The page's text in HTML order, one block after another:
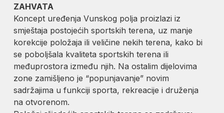
ZAHVATA
Koncept uređenja Vunskog polja proizlazi iz
smještaja postojećih sportskih terena, uz manje
korekcije položaja ili veličine nekih terena, kako bi
se poboljšala kvaliteta sportskih terena ili
međuprostora između njih. Na ostalim dijelovima
zone zamišljeno je “popunjavanje” novim
sadržajima u funkciji sporta, rekreacije i druženja
na otvorenom.